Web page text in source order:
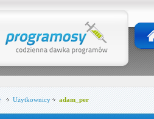
Użytkownicy adam_per